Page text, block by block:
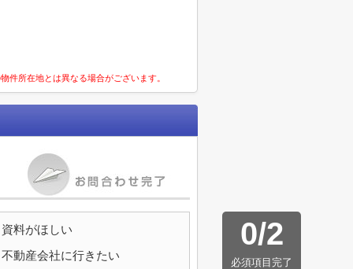
件所在地とは異なる場合がございます。
0/2
必須項目完了
資料がほしい
不動産会社に行きたい